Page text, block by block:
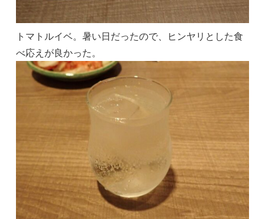
トマトルイベ。暑い日だったので、ヒンヤリとした食
べ応えが良かった。